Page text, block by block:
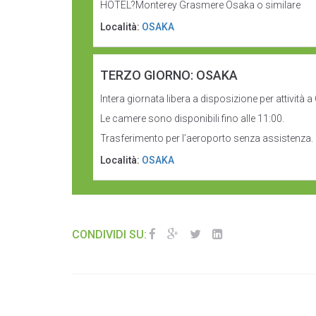
HOTEL?Monterey Grasmere Osaka o similare
Località: OSAKA
TERZO GIORNO: OSAKA
Intera giornata libera a disposizione per attività a
Le camere sono disponibili fino alle 11:00.
Trasferimento per l’aeroporto senza assistenza.
Località: OSAKA
CONDIVIDI SU: